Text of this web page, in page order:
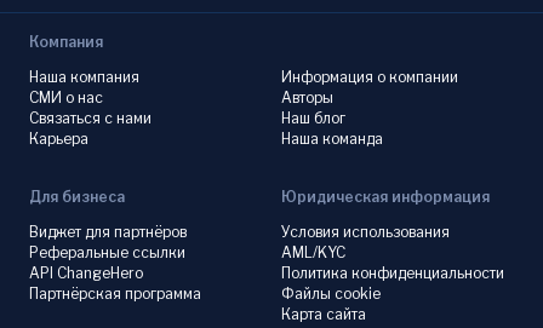
Компания
Наша компания
СМИ о нас
Связаться с нами
Карьера
Информация о компании
Авторы
Наш блог
Наша команда
Для бизнеса
Виджет для партнёров
Реферальные ссылки
API ChangeHero
Партнёрская программа
Юридическая информация
Условия использования
AML/KYC
Политика конфиденциальности
Файлы cookie
Карта сайта